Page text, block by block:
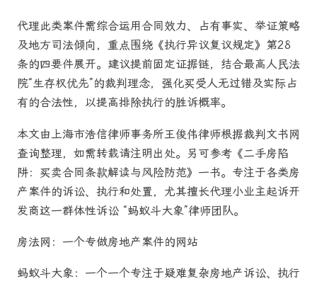
代理此类案件需综合运用合同效力、占有事实、举证策略
及地方司法倾向，重点围绕《执行异议复议规定》第28
条的四要件展开。建议提前固定证据链，结合最高人民法
院“生存权优先”的裁判理念，强化买受人无过错及实际占
有的合法性，以提高排除执行的胜诉概率。
本文由上海市浩信律师事务所王俊伟律师根据裁判文书网
查询整理，如需转载请注明出处。另可参考《二手房陷
阱：买卖合同条款解读与风险防范》一书。专注于各类房
产案件的诉讼、执行和处置，尤其擅长代理小业主起诉开
发商这一群体性诉讼 “蚂蚁斗大象”律师团队。
房法网：一个专做房地产案件的网站
蚂蚁斗大象：一个一个专注于疑难复杂房地产诉讼、执行